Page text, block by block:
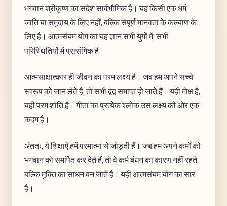
भगवान श्रीकृष्ण का संदेश सार्वभौमिक है। यह किसी एक धर्म,
जाति या समुदाय के लिए नहीं, बल्कि संपूर्ण मानवता के कल्याण के
लिए है। आत्मसंयम योग का यह ज्ञान सभी युगों में, सभी
परिस्थितियों में प्रासंगिक है।
आत्मसाक्षात्कार ही जीवन का परम लक्ष्य है। जब हम अपने सच्चे
स्वरूप को जान लेते हैं, तो सभी द्वंद्व समाप्त हो जाते हैं। यही मोक्ष है,
यही परम शांति है। गीता का प्रत्येक श्लोक उस लक्ष्य की ओर एक
कदम है।
अंततः, ये शिक्षाएँ हमें परमात्मा से जोड़ती हैं। जब हम अपने कर्मों को
भगवान को समर्पित कर देते हैं, तो वे कर्म बंधन का कारण नहीं रहते,
बल्कि मुक्ति का साधन बन जाते हैं। यही आत्मसंयम योग का सार
है।